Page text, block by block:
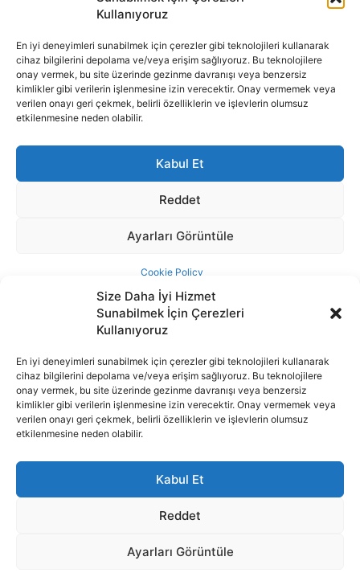
Size Daha İyi Hizmet
Sunabilmek İçin Çerezleri
Kullanıyoruz
En iyi deneyimleri sunabilmek için çerezler gibi teknolojileri kullanarak
cihaz bilgilerini depolama ve/veya erişim sağlıyoruz. Bu teknolojilere
onay vermek, bu site üzerinde gezinme davranışı veya benzersiz
kimlikler gibi verilerin işlenmesine izin verecektir. Onay vermemek veya
verilen onayı geri çekmek, belirli özelliklerin ve işlevlerin olumsuz
etkilenmesine neden olabilir.
Kabul Et
Reddet
Ayarları Görüntüle
İnternet portalımızda yer alan tüm haber metini, resim ve benzeri
içeriğin hakları Sigortamedya Yayıncılık A.Ş.'ye aittir. Hiçbir şekilde
basılı ya da elektronik bir ortamda, kaynak gösterilse bile izin
alınmadan kullanılamaz.